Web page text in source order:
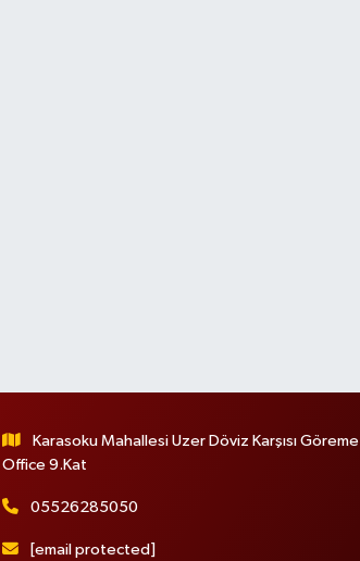
Karasoku Mahallesi Uzer Döviz Karşısı Göreme
Office 9.Kat
05526285050
[email protected]